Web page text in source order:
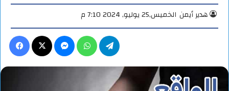
هدير أيمن الخميس,25 يوليو, 2024 7:10 م
ماسنجر واتساب تيلقرام